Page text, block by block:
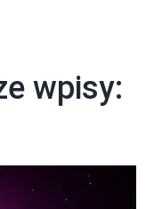
wpisy: